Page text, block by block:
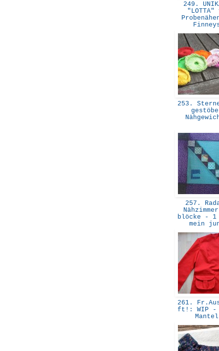
249.
"LOTTA"
253.
257.
blöcke -
mein
261.
ft!: WIP -